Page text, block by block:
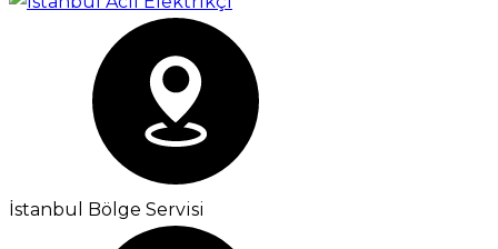
İstanbul Bölge Servisi